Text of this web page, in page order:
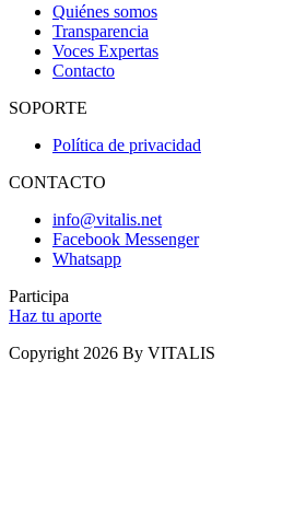
Quiénes somos
Transparencia
Voces Expertas
Contacto
SOPORTE
Política de privacidad
CONTACTO
info@vitalis.net
Facebook Messenger
Whatsapp
Participa
Haz tu aporte
Copyright 2026 By VITALIS